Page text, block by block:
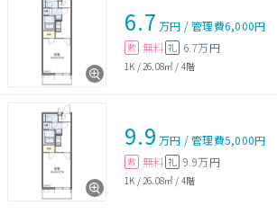
6.7 万円 /管理費6,000円
敷 無料 礼 6.7万円
1K / 26.08㎡ / 4階
9.9 万円 /管理費5,000円
敷 無料 礼 9.9万円
1K / 26.08㎡ / 4階